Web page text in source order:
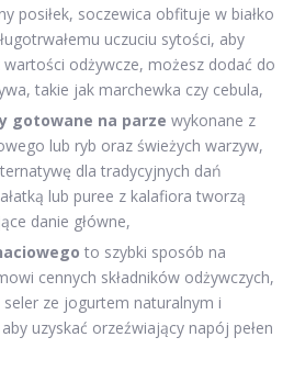
posiłek, soczewica obfituje w białko
uczuciu sytości, aby
odżywcze, możesz dodać do
takie jak marchewka czy cebula,
gotowane na parze wykonane z
lub ryb oraz świeżych warzyw,
dla tradycyjnych dań
lub puree z kalafiora tworzą
danie główne,
to szybki sposób na
cennych składników odżywczych,
ze jogurtem naturalnym i
uzyskać orzeźwiający napój pełen